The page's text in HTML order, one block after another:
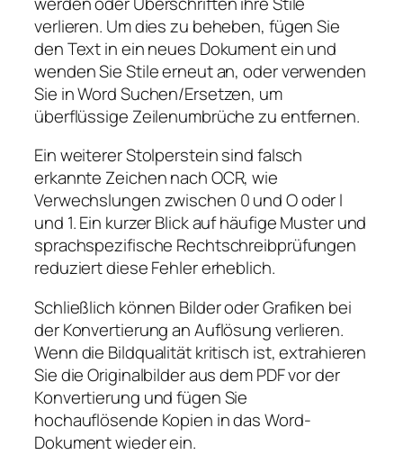
verlieren. Um dies zu beheben, fügen Sie
den Text in ein neues Dokument ein und
wenden Sie Stile erneut an, oder verwenden
Sie in Word Suchen/Ersetzen, um
überflüssige Zeilenumbrüche zu entfernen.
Ein weiterer Stolperstein sind falsch
erkannte Zeichen nach OCR, wie
Verwechslungen zwischen 0 und O oder l
und 1. Ein kurzer Blick auf häufige Muster und
sprachspezifische Rechtschreibprüfungen
reduziert diese Fehler erheblich.
Schließlich können Bilder oder Grafiken bei
der Konvertierung an Auflösung verlieren.
Wenn die Bildqualität kritisch ist, extrahieren
Sie die Originalbilder aus dem PDF vor der
Konvertierung und fügen Sie
hochauflösende Kopien in das Word-
Dokument wieder ein.